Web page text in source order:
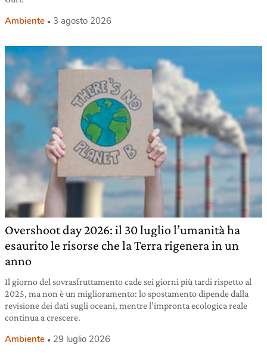
Ambiente 3 agosto 2026
Overshoot day 2026: il 30 luglio l’umanità ha
esaurito le risorse che la Terra rigenera in un
anno
Il giorno del sovrasfruttamento cade sei giorni più tardi rispetto al
2025, ma non è un miglioramento: lo spostamento dipende dalla
revisione dei dati sugli oceani, mentre l’impronta ecologica reale
continua a crescere.
Ambiente 29 luglio 2026